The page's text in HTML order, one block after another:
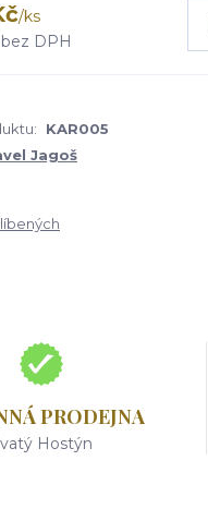
/ks
bez DPH
KAR005
Jagoš
PRODEJNA
Hostýn